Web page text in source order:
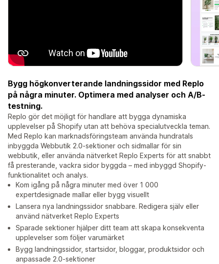
Bygg högkonverterande landningssidor med Replo
på några minuter. Optimera med analyser och A/B-
testning.
Replo gör det möjligt för handlare att bygga dynamiska
upplevelser på Shopify utan att behöva specialutveckla teman.
Med Replo kan marknadsföringsteam använda hundratals
inbyggda Webbutik 2.0-sektioner och sidmallar för sin
webbutik, eller använda nätverket Replo Experts för att snabbt
få presterande, vackra sidor byggda – med inbyggd Shopify-
funktionalitet och analys.
Kom igång på några minuter med över 1 000
expertdesignade mallar eller bygg visuellt
Lansera nya landningssidor snabbare. Redigera själv eller
använd nätverket Replo Experts
Sparade sektioner hjälper ditt team att skapa konsekventa
upplevelser som följer varumärket
Bygg landningssidor, startsidor, bloggar, produktsidor och
anpassade 2.0-sektioner